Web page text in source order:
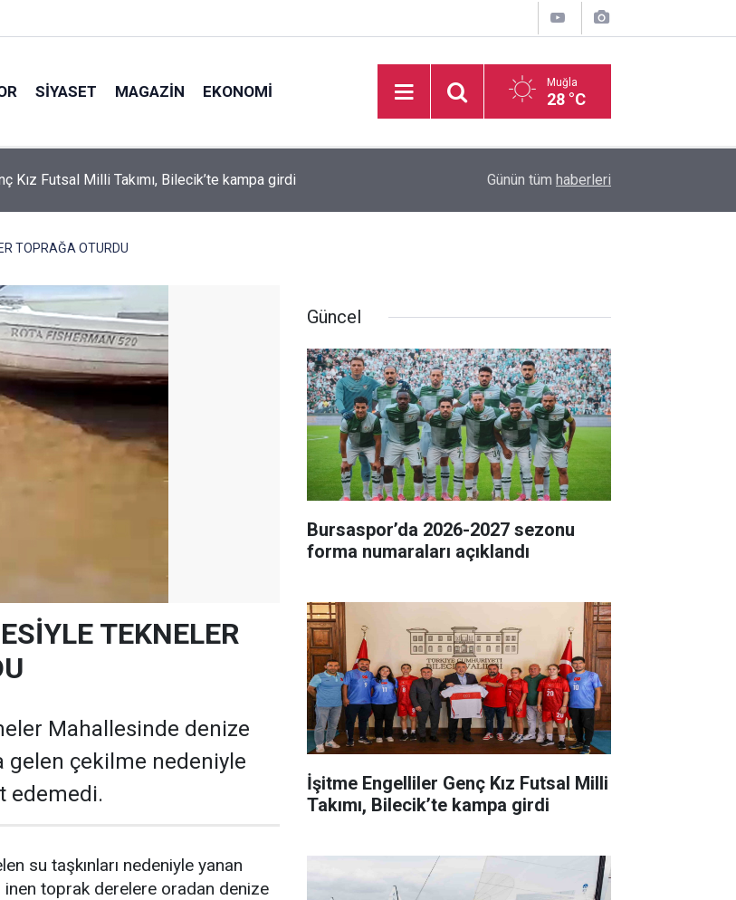
SIYASET MAGAZIN EKONOMI Muğla
28 °C
Kız Futsal Milli Takımı, Bilecik’te kampa girdi TAYK - Eker Olympos Regatta’da ilk start verildi
Günün tüm haberleri
TOPRAĞA OTURDU
TEKNELER
Mahallesinde denize
gelen çekilme nedeniyle
edemedi.
su taşkınları nedeniyle yanan
inen toprak derelere oradan denize
Güncel
Bursaspor’da 2026-2027 sezonu
forma numaraları açıklandı
İşitme Engelliler Genç Kız Futsal Milli
Takımı, Bilecik’te kampa girdi